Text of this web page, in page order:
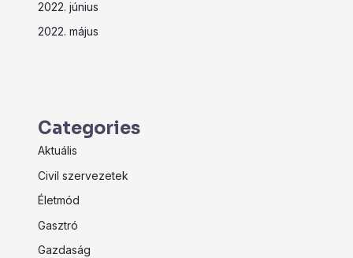
2022. június
2022. május
Categories
Aktuális
Civil szervezetek
Életmód
Gasztró
Gazdaság